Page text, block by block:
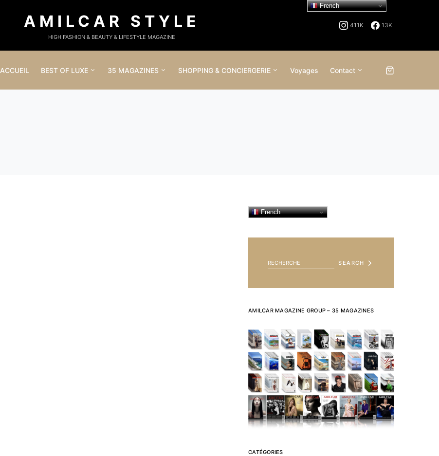
AMILCAR STYLE
HIGH FASHION & BEAUTY & LIFESTYLE MAGAZINE
411K 13K
ACCUEIL BEST OF LUXE 35 MAGAZINES SHOPPING & CONCIERGERIE Voyages Contact
French
SEARCH
AMILCAR MAGAZINE GROUP – 35 MAGAZINES
CATÉGORIES
French